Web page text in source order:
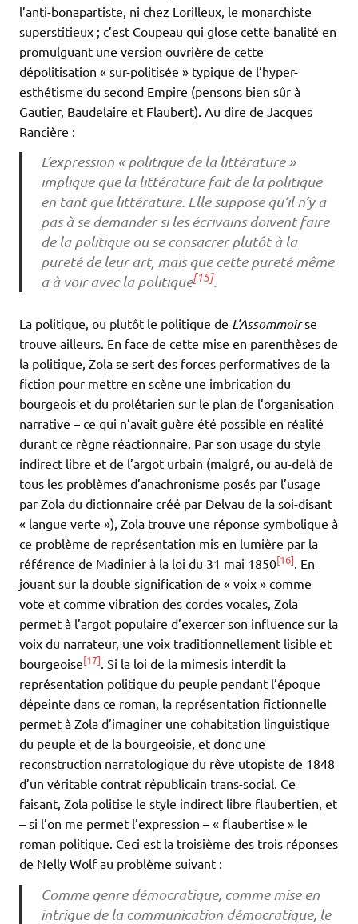
l’anti-bonapartiste, ni chez Lorilleux, le monarchiste
superstitieux ; c’est Coupeau qui glose cette banalité en
promulguant une version ouvrière de cette
dépolitisation « sur-politisée » typique de l’hyper-
esthétisme du second Empire (pensons bien sûr à
Gautier, Baudelaire et Flaubert). Au dire de Jacques
Rancière :
L’expression « politique de la littérature »
implique que la littérature fait de la politique
en tant que littérature. Elle suppose qu’il n’y a
pas à se demander si les écrivains doivent faire
de la politique ou se consacrer plutôt à la
pureté de leur art, mais que cette pureté même
a à voir avec la politique[15].
La politique, ou plutôt le politique de L’Assommoirse
trouve ailleurs. En face de cette mise en parenthèses de
la politique, Zola se sert des forces performatives de la
fiction pour mettre en scène une imbrication du
bourgeois et du prolétarien sur le plan de l’organisation
narrative – ce qui n’avait guère été possible en réalité
durant ce règne réactionnaire. Par son usage du style
indirect libre et de l’argot urbain (malgré, ou au-delà de
tous les problèmes d’anachronisme posés par l’usage
par Zola du dictionnaire créé par Delvau de la soi-disant
« langue verte »), Zola trouve une réponse symbolique à
ce problème de représentation mis en lumière par la
référence de Madinier à la loi du 31 mai 1850[16]. En
jouant sur la double signification de « voix » comme
vote et comme vibration des cordes vocales, Zola
permet à l’argot populaire d’exercer son influence sur la
voix du narrateur, une voix traditionnellement lisible et
bourgeoise[17]. Si la loi de la mimesis interdit la
représentation politique du peuple pendant l’époque
dépeinte dans ce roman, la représentation fictionnelle
permet à Zola d’imaginer une cohabitation linguistique
du peuple et de la bourgeoisie, et donc une
reconstruction narratologique du rêve utopiste de 1848
d’un véritable contrat républicain trans-social. Ce
faisant, Zola politise le style indirect libre flaubertien, et
– si l’on me permet l’expression – « flaubertise » le
roman politique. Ceci est la troisième des trois réponses
de Nelly Wolf au problème suivant :
Comme genre démocratique, comme mise en
intrigue de la communication démocratique, le